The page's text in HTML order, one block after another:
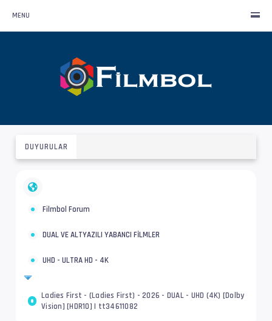
MENU
DUYURULAR
Filmbol Forum
DUAL VE ALTYAZILI YABANCI FİLMLER
UHD - ULTRA HD - 4K
Ladies First - (Ladies First) - 2026 - DUAL - UHD (4K) [Dolby
Vision] [HDR10] | tt34611082